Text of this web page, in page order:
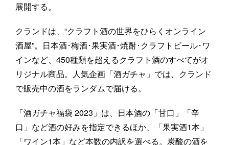
展開する。
クランドは、“クラフト酒の世界をひらくオンライン
酒屋”。日本酒･梅酒･果実酒･焼酎･クラフトビール･ワ
インなど、450種類を超えるクラフト酒のすべてがオ
リジナル商品。人気企画「酒ガチャ」では、クランド
で販売中の酒をランダムで届ける。
「酒ガチャ福袋 2023」は、日本酒の「甘口」「辛
口」など酒の好みを指定できるほか、「果実酒1本」
「ワイン1本」など本数の内訳を選べる。炭酸の酒を